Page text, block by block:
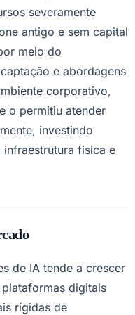
severamente
antigo e sem capital
meio do
e abordagens
corporativo,
o permitiu atender
investindo
infraestrutura física e
de IA tende a crescer
digitais
rígidas de